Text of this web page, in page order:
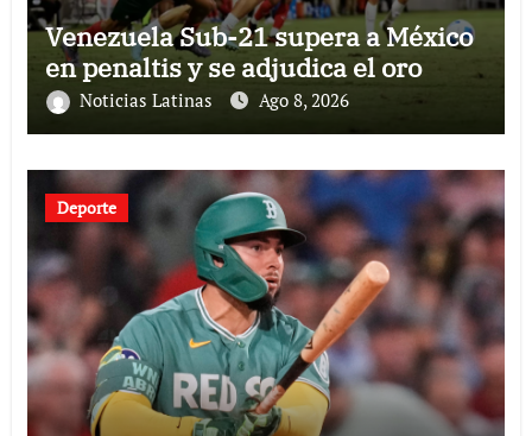
Venezuela Sub-21 supera a México
en penaltis y se adjudica el oro
Noticias Latinas Ago 8, 2026
Deporte